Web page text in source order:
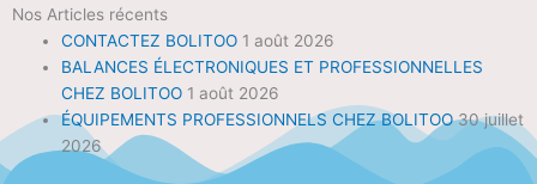
Nos Articles récents
CONTACTEZ BOLITOO 1 août 2026
BALANCES ÉLECTRONIQUES ET PROFESSIONNELLES
CHEZ BOLITOO 1 août 2026
ÉQUIPEMENTS PROFESSIONNELS CHEZ BOLITOO 30 juillet
2026